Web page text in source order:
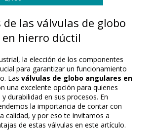
las válvulas de globo
hierro dúctil
la elección de los componentes
para garantizar un funcionamiento
Las válvulas de globo angulares en
una excelente opción para quienes
durabilidad en sus procesos. En
la importancia de contar con
calidad, y por eso te invitamos a
de estas válvulas en este artículo.